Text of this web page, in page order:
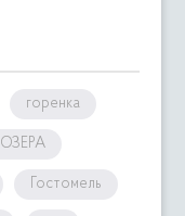
горенка
ОЗЕРА
Гостомель